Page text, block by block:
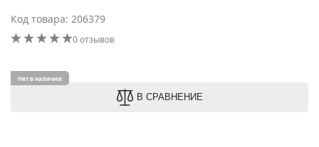
Код товара: 206379
0 отзывов
Нет в наличии
В СРАВНЕНИЕ